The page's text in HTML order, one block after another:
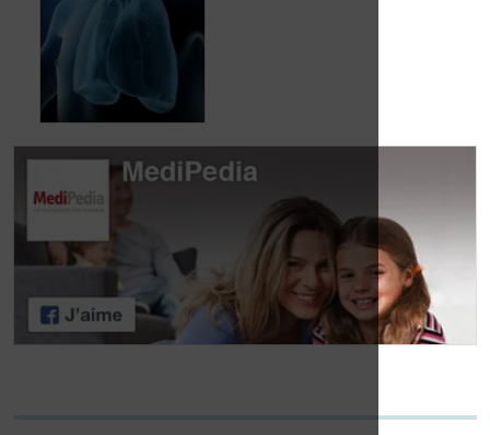
Bronchitis: hoe de
koorts verlagen
Focus op de
ademhaling